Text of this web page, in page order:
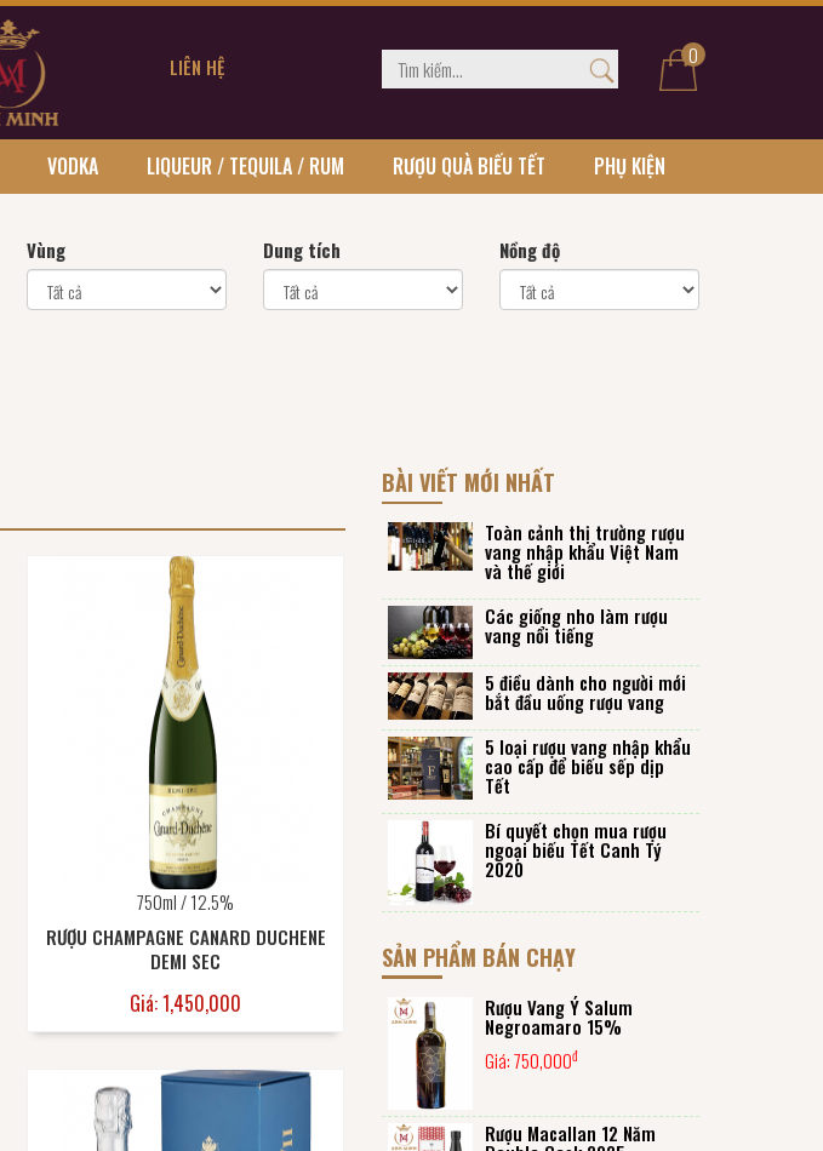
LIÊN HỆ 0
VODKA LIQUEUR / TEQUILA / RUM RƯỢU QUÀ BIẾU TẾT PHỤ KIỆN
Vùng Dung tích Nồng độ
750ml / 12.5%
RƯỢU CHAMPAGNE CANARD DUCHENE
DEMI SEC
Giá: 1,450,000
BÀI VIẾT MỚI NHẤT
Toàn cảnh thị trường rượu
vang nhập khẩu Việt Nam
và thế giới
Các giống nho làm rượu
vang nổi tiếng
5 điều dành cho người mới
bắt đầu uống rượu vang
5 loại rượu vang nhập khẩu
cao cấp để biếu sếp dịp
Tết
Bí quyết chọn mua rượu
ngoại biếu Tết Canh Tý
2020
SẢN PHẨM BÁN CHẠY
Rượu Vang Ý Salum
Negroamaro 15%
Giá:750,000đ
Rượu Macallan 12 Năm